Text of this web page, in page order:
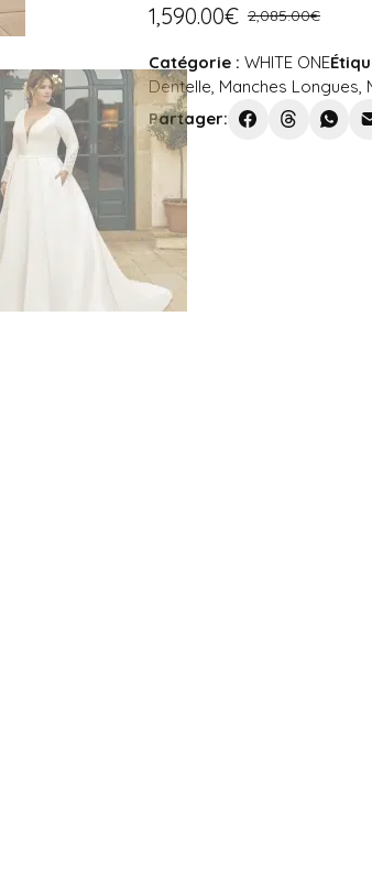
2,085.00€
1,590.00€
Catégorie : WHITE ONE
Dentelle Manches Longues
Partager: